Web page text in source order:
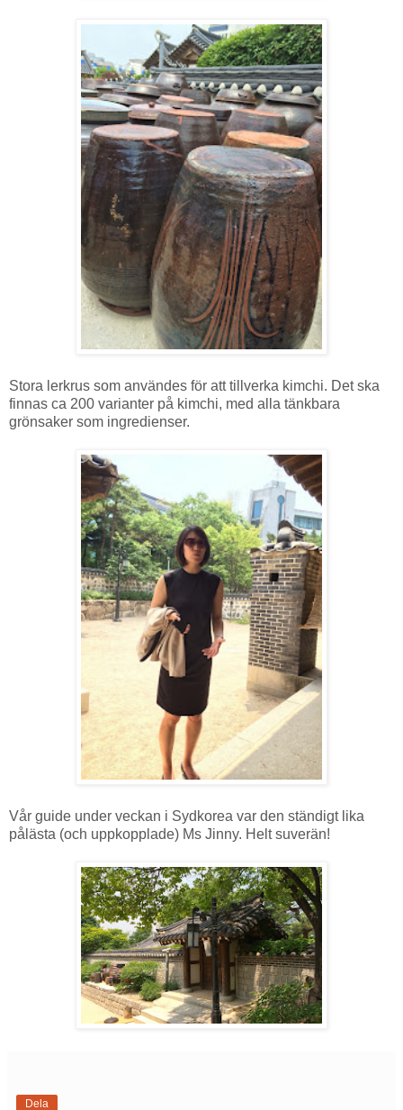
Stora lerkrus som användes för att tillverka kimchi. Det ska
finnas ca 200 varianter på kimchi, med alla tänkbara
grönsaker som ingredienser.
Vår guide under veckan i Sydkorea var den ständigt lika
pålästa (och uppkopplade) Ms Jinny. Helt suverän!
Dela